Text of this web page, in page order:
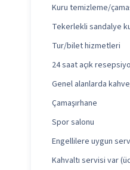
Kuru temizleme/
Tekerlekli sandalye
Tur/bilet hizmetleri
24 saat açık
Genel alanlarda
Çamaşırhane
Spor salonu
Engellilere uygun
Kahvaltı servisi var